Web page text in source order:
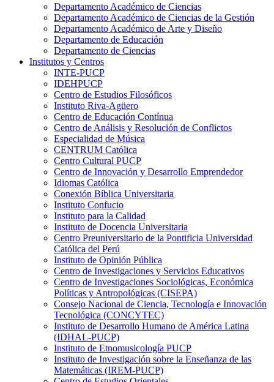
Departamento Académico de Ciencias
Departamento Académico de Ciencias de la Gestión
Departamento Académico de Arte y Diseño
Departamento de Educación
Departamento de Ciencias
Institutos y Centros
INTE-PUCP
IDEHPUCP
Centro de Estudios Filosóficos
Instituto Riva-Agüero
Centro de Educación Contínua
Centro de Análisis y Resolución de Conflictos
Especialidad de Música
CENTRUM Católica
Centro Cultural PUCP
Centro de Innovación y Desarrollo Emprendedor
Idiomas Católica
Conexión Bíblica Universitaria
Instituto Confucio
Instituto para la Calidad
Instituto de Docencia Universitaria
Centro Preuniversitario de la Pontificia Universidad
Católica del Perú
Instituto de Opinión Pública
Centro de Investigaciones y Servicios Educativos
Centro de Investigaciones Sociológicas, Económica
Políticas y Antropológicas (CISEPA)
Consejo Nacional de Ciencia, Tecnología e Innovación
Tecnológica (CONCYTEC)
Instituto de Desarrollo Humano de América Latina
(IDHAL-PUCP)
Instituto de Etnomusicología PUCP
Instituto de Investigación sobre la Enseñanza de las
Matemáticas (IREM-PUCP)